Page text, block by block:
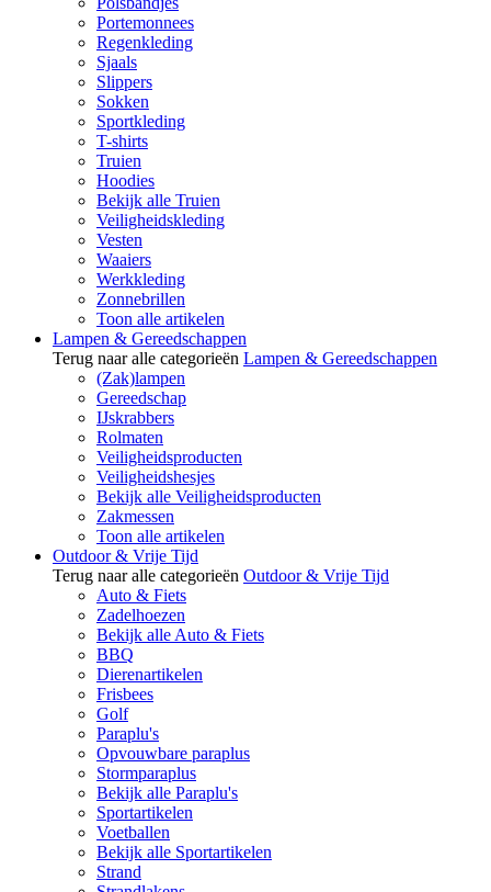
Portemonnees
Regenkleding
Sjaals
Slippers
Sokken
Sportkleding
T-shirts
Truien
Hoodies
Bekijk alle Truien
Veiligheidskleding
Vesten
Waaiers
Werkkleding
Zonnebrillen
Toon alle artikelen
Lampen & Gereedschappen
Terug naar alle categorieën Lampen & Gereedschappen
(Zak)lampen
Gereedschap
IJskrabbers
Rolmaten
Veiligheidsproducten
Veiligheidshesjes
Bekijk alle Veiligheidsproducten
Zakmessen
Toon alle artikelen
Outdoor & Vrije Tijd
Terug naar alle categorieën Outdoor & Vrije Tijd
Auto & Fiets
Zadelhoezen
Bekijk alle Auto & Fiets
BBQ
Dierenartikelen
Frisbees
Golf
Paraplu's
Opvouwbare paraplus
Stormparaplus
Bekijk alle Paraplu's
Sportartikelen
Voetballen
Bekijk alle Sportartikelen
Strand